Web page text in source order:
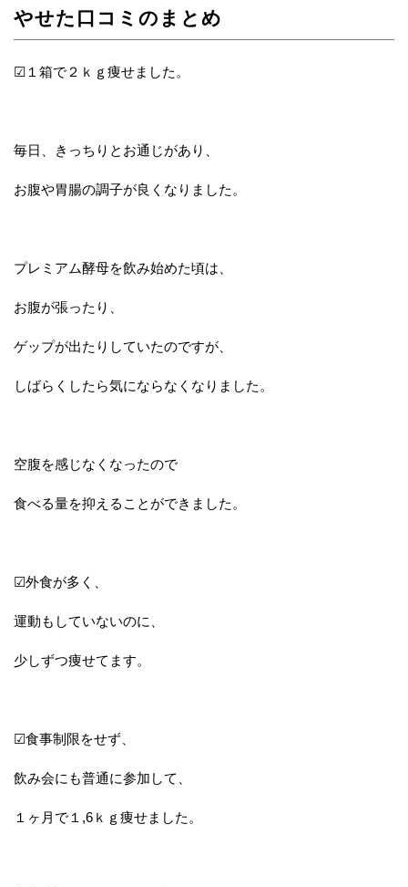
やせた口コミのまとめ
☑１箱で２ｋｇ痩せました。
毎日、きっちりとお通じがあり、
お腹や胃腸の調子が良くなりました。
プレミアム酵母を飲み始めた頃は、
お腹が張ったり、
ゲップが出たりしていたのですが、
しばらくしたら気にならなくなりました。
空腹を感じなくなったので
食べる量を抑えることができました。
☑外食が多く、
運動もしていないのに、
少しずつ痩せてます。
☑食事制限をせず、
飲み会にも普通に参加して、
１ヶ月で１,6ｋｇ痩せました。